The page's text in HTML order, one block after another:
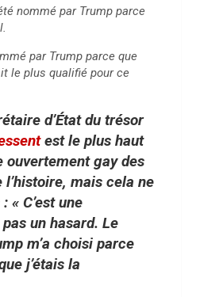
nommé par Trump parce
par Trump parce que
le plus qualifié pour ce
d’État du trésor
est le plus haut
ouvertement gay des
l’histoire, mais cela ne
« C’est une
un hasard. Le
m’a choisi parce
j’étais la